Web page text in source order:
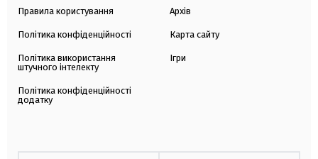
Правила користування
Політика конфіденційності
Політика використання
штучного інтелекту
Політика конфіденційності
додатку
Архів
Карта сайту
Ігри